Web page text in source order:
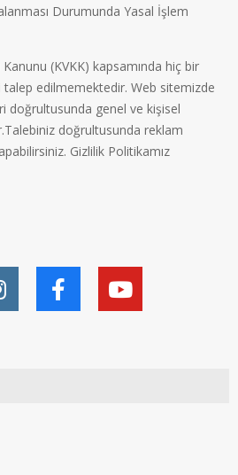
Durumunda Yasal İşlem
(KVKK) kapsamında hiç bir
talep edilmemektedir. Web sitemizde
doğrultusunda genel ve kişisel
doğrultusunda reklam
Gizlilik Politikamız